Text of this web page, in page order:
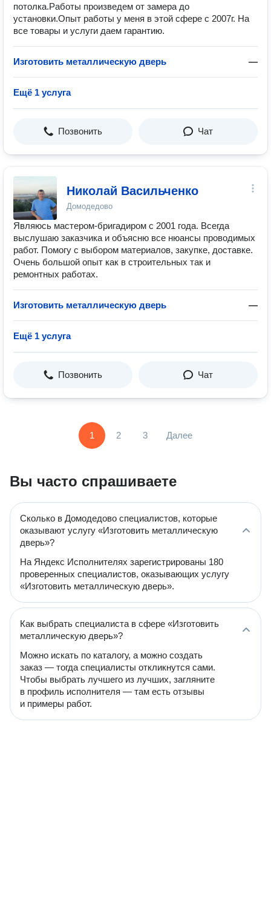
потолка.Работы произведем от замера до
установки.Опыт работы у меня в этой сфере с 2007г. На
все товары и услуги даем гарантию.
Изготовить металлическую дверь —
Ещё 1 услуга
Позвонить Чат
Николай Васильченко
Домодедово
Являюсь мастером-бригадиром с 2001 года. Всегда
выслушаю заказчика и объясню все нюансы проводимых
работ. Помогу с выбором материалов, закупке, доставке.
Очень большой опыт как в строительных так и
ремонтных работах.
Изготовить металлическую дверь —
Ещё 1 услуга
Позвонить Чат
1 2 3 Далее
Вы часто спрашиваете
Сколько в Домодедово специалистов, которые
оказывают услугу «Изготовить металлическую
дверь»?
На Яндекс Исполнителях зарегистрированы 180
проверенных специалистов, оказывающих услугу
«Изготовить металлическую дверь».
Как выбрать специалиста в сфере «Изготовить
металлическую дверь»?
Можно искать по каталогу, а можно создать
заказ — тогда специалисты откликнутся сами.
Чтобы выбрать лучшего из лучших, загляните
в профиль исполнителя — там есть отзывы
и примеры работ.